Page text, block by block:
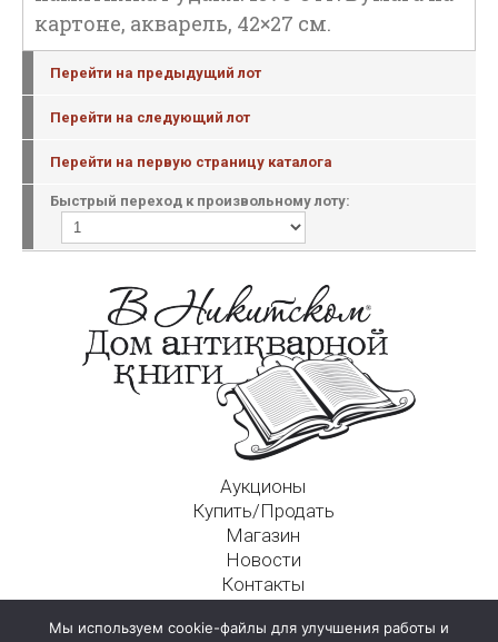
картоне, акварель, 42×27 см.
Перейти на предыдущий лот
Перейти на следующий лот
Перейти на первую страницу каталога
Быстрый переход к произвольному лоту:
Аукционы
Купить/Продать
Магазин
Новости
Контакты
125009, г. Москва, Никитский пер., д. 4а, стр. 1
Мы используем cookie-файлы для улучшения работы и